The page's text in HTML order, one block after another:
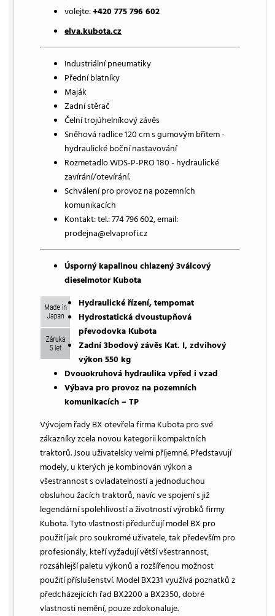
volejte:+420 775 796 602
elva.kubota.cz
Industriální pneumatiky
Přední blatníky
Maják
Zadní stěrač
Čelní trojúhelníkový závěs
Sněhová radlice 120 cm s gumovým břitem -
hydraulické boční nastavování
Rozmetadlo WDS-P-PRO 180 - hydraulické
zavírání/otevírání.
Schválení pro provoz na pozemních
komunikacích
Kontakt: tel.: 774 796 602, email:
prodejna@elvaprofi.cz
Úsporný kapalinou chlazený 3válcový
dieselmotor Kubota
Hydraulické řízení, tempomat
Hydrostatická dvoustupňová
převodovka Kubota
Zadní 3bodový závěs Kat. I, zdvihový
výkon 550 kg
Dvouokruhová hydraulika vpřed i vzad
Výbava pro provoz na pozemních
komunikacích – TP
Vývojem řady BX otevřela firma Kubota pro své
zákazníky zcela novou kategorii kompaktních
traktorů. Jsou uživatelsky velmi příjemné. Představují
modely, u kterých je kombinován výkon a
všestrannost s ovladatelností a jednoduchou
obsluhou žacích traktorů, navíc ve spojení s již
legendární spolehlivostí a životností výrobků firmy
Kubota. Tyto vlastnosti předurčují model BX pro
použití jak pro soukromé uživatele, tak především pro
profesionály, kteří vyžadují větší všestrannost,
rozsáhlejší paletu výkonů a rozšířenou možnost
použití příslušenství. Model BX231 využívá poznatků z
předcházejících řad BX2200 a BX2350, dobré
vlastnosti nemění, pouze zdokonaluje.